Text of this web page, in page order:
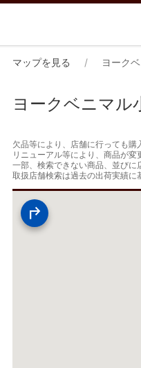
マップを見る ヨーク
ヨークベニマル
欠品等により、店舗に行っても
リニューアル等により、商品が
一部、検索できない商品、並びに
取扱店舗検索は過去の出荷実績